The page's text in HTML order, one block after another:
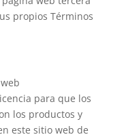
propios Términos
para que los
los productos y
este sitio web de